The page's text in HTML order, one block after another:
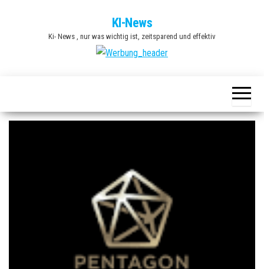
KI-News
Ki- News , nur was wichtig ist, zeitsparend und effektiv